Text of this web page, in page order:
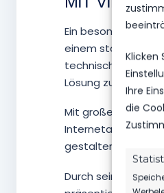
Klicken
Ihre
die
Ein besonderer
einem starken
technische
Lösung zu finden,
Mit großem
Internetauftritt des
gestalten.
Durch seine Arbeit